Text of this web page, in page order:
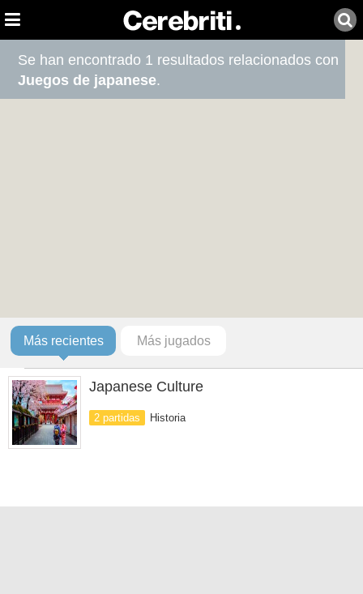
Se han encontrado 1 resultados relacionados con
Juegos de japanese.
Más recientes Más jugados
Japanese Culture
2 partidas Historia